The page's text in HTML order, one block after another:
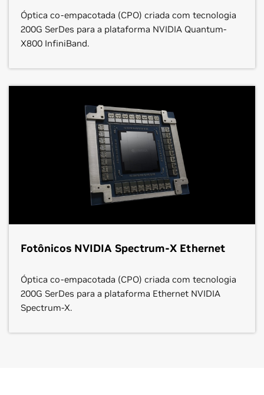
Óptica co-empacotada (CPO) criada com tecnologia
200G SerDes para a plataforma NVIDIA Quantum-
X800 InfiniBand.
Fotônicos NVIDIA Spectrum-X Ethernet
Óptica co-empacotada (CPO) criada com tecnologia
200G SerDes para a plataforma Ethernet NVIDIA
Spectrum-X.